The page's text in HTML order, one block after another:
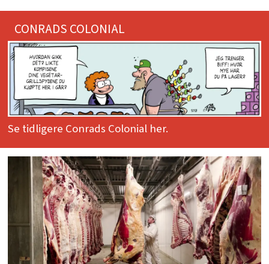
CONRADS COLONIAL
Se tidligere Conrads Colonial her.